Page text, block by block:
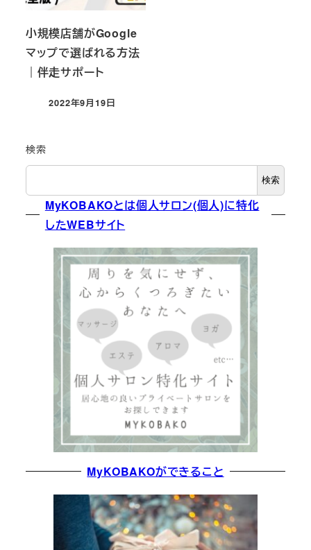
小規模店舗がGoogle
マップで選ばれる方法
｜伴走サポート
投稿日
2022年9月19日
検索
検索
MyKOBAKOとは個人サロン(個人)に特化
したWEBサイト
MyKOBAKOができること